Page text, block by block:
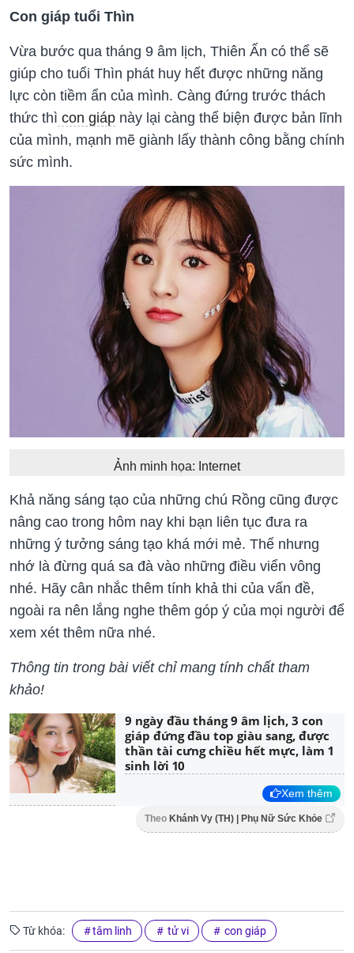
Con giáp tuổi Thìn
Vừa bước qua tháng 9 âm lịch, Thiên Ấn có thể sẽ
giúp cho tuổi Thìn phát huy hết được những năng
lực còn tiềm ẩn của mình. Càng đứng trước thách
thức thì con giáp này lại càng thể biện được bản lĩnh
của mình, mạnh mẽ giành lấy thành công bằng chính
sức mình.
Ảnh minh họa: Internet
Khả năng sáng tạo của những chú Rồng cũng được
nâng cao trong hôm nay khi bạn liên tục đưa ra
những ý tưởng sáng tạo khá mới mẻ. Thế nhưng
nhớ là đừng quá sa đà vào những điều viển vông
nhé. Hãy cân nhắc thêm tính khả thi của vấn đề,
ngoài ra nên lắng nghe thêm góp ý của mọi người để
xem xét thêm nữa nhé.
Thông tin trong bài viết chỉ mang tính chất tham
khảo!
9 ngày đầu tháng 9 âm lịch, 3 con
giáp đứng đầu top giàu sang, được
thần tài cưng chiều hết mực, làm 1
sinh lời 10
Xem thêm
Theo Khánh Vy (TH) | Phụ Nữ Sức Khỏe
Từ khóa: tâm linh tử vi con giáp